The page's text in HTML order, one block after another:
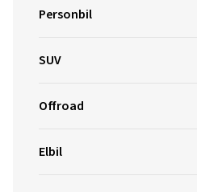
Personbil
SUV
Offroad
Elbil